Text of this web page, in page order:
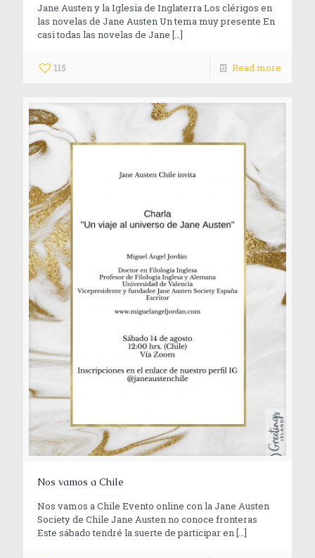
Jane Austen y la Iglesia de Inglaterra Los clérigos en
las novelas de Jane Austen Un tema muy presente En
casi todas las novelas de Jane […]
115 Read more
Nos vamos a Chile
Nos vamos a Chile Evento online con la Jane Austen
Society de Chile Jane Austen no conoce fronteras
Este sábado tendré la suerte de participar en[…]